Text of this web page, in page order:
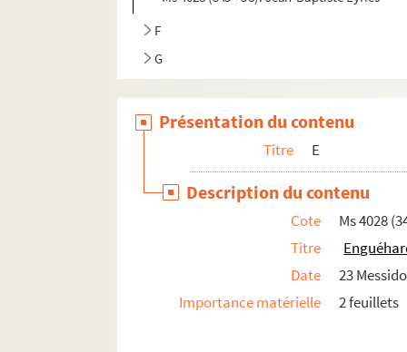
F
G
Présentation du contenu
Titre E
Description du contenu
Cote
Ms 4028
Titre
Date
23
Importance matérielle
2 feuillets